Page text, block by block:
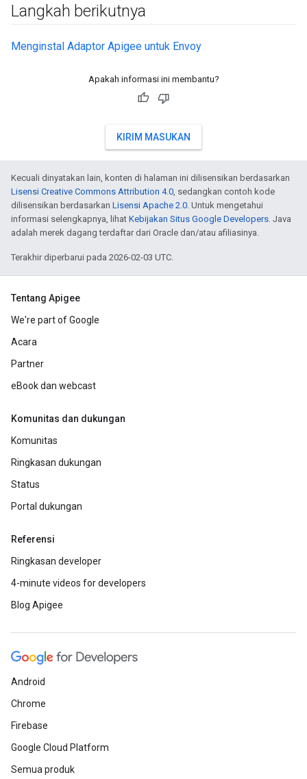
Langkah berikutnya
Menginstal Adaptor Apigee untuk Envoy
Apakah informasi ini membantu?
KIRIM MASUKAN
Kecuali dinyatakan lain, konten di halaman ini dilisensikan berdasarkan
Lisensi Creative Commons Attribution 4.0 , sedangkan contoh kode
dilisensikan berdasarkan Lisensi Apache 2.0 . Untuk mengetahui
informasi selengkapnya, lihat Kebijakan Situs Google Developers . Java
adalah merek dagang terdaftar dari Oracle dan/atau afiliasinya.
Terakhir diperbarui pada 2026-02-03 UTC.
Tentang Apigee
We're part of Google
Acara
Partner
eBook dan webcast
Komunitas dan dukungan
Komunitas
Ringkasan dukungan
Status
Portal dukungan
Referensi
Ringkasan developer
4-minute videos for developers
Blog Apigee
Android
Chrome
Firebase
Google Cloud Platform
Semua produk